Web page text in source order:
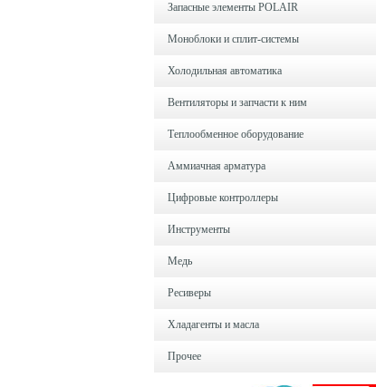
Запасные элементы POLAIR
Моноблоки и cплит-системы
Холодильная автоматика
Вентиляторы и запчасти к ним
Теплообменное оборудование
Аммиачная арматура
Цифровые контроллеры
Инструменты
Медь
Ресиверы
Хладагенты и масла
Прочее